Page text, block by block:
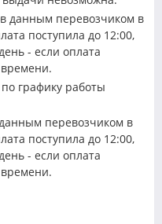
данным перевозчиком в
поступила до 12:00,
- если оплата
времени.
графику работы
перевозчиком в
поступила до 12:00,
- если оплата
времени.